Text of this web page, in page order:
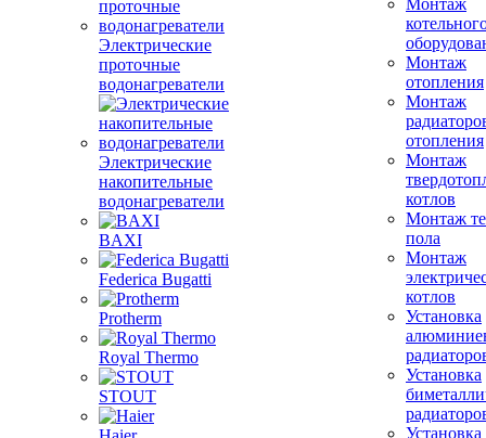
Электрические
проточные
водонагреватели
Электрические
накопительные
водонагреватели
BAXI
Federica Bugatti
Protherm
Royal Thermo
STOUT
Монтаж
Монтаж
отопления
Монтаж
отопления
Монтаж
котлов
Монтаж
пола
Монтаж
котлов
Установка
Установка
Установка